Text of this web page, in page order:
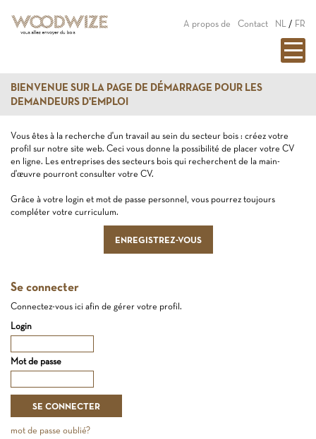
A propos de Contact NL / FR
BIENVENUE SUR LA PAGE DE DÉMARRAGE POUR LES
DEMANDEURS D'EMPLOI
Vous êtes à la recherche d'un travail au sein du secteur bois : créez votre
profil sur notre site web. Ceci vous donne la possibilité de placer votre CV
en ligne. Les entreprises des secteurs bois qui recherchent de la main-
d'œuvre pourront consulter votre CV.
Grâce à votre login et mot de passe personnel, vous pourrez toujours
compléter votre curriculum.
ENREGISTREZ-VOUS
Se connecter
Connectez-vous ici afin de gérer votre profil.
Login
Mot de passe
mot de passe oublié?